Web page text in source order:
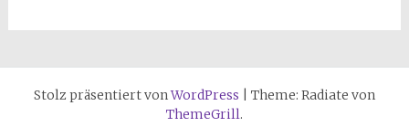
Stolz präsentiert vonWordPress
Theme: Radiate von
ThemeGrill.